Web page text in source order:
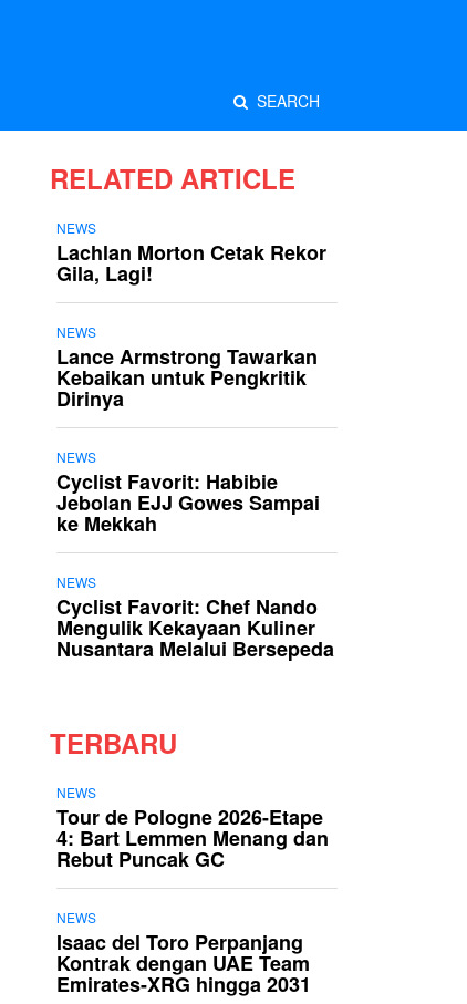
SEARCH
RELATED ARTICLE
NEWS
Lachlan Morton Cetak Rekor
Gila, Lagi!
NEWS
Lance Armstrong Tawarkan
Kebaikan untuk Pengkritik
Dirinya
NEWS
Cyclist Favorit: Habibie
Jebolan EJJ Gowes Sampai
ke Mekkah
NEWS
Cyclist Favorit: Chef Nando
Mengulik Kekayaan Kuliner
Nusantara Melalui Bersepeda
TERBARU
NEWS
Tour de Pologne 2026-Etape
4: Bart Lemmen Menang dan
Rebut Puncak GC
NEWS
Isaac del Toro Perpanjang
Kontrak dengan UAE Team
Emirates-XRG hingga 2031